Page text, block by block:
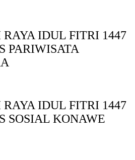
IDUL FITRI 1447
PARIWISATA
IDUL FITRI 1447
SOSIAL KONAWE